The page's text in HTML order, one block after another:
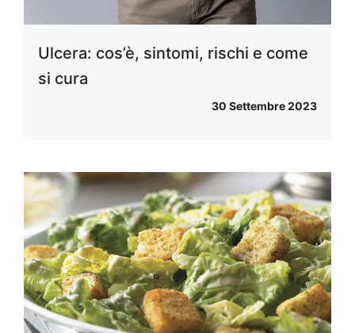
Ulcera: cos’è, sintomi, rischi e come
si cura
30 Settembre 2023